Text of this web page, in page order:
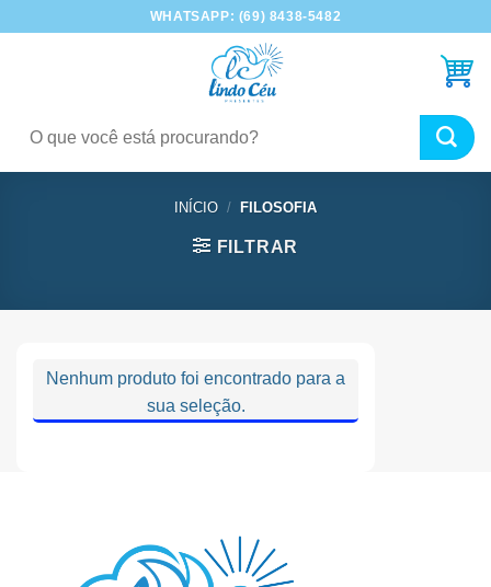
WHATSAPP: (69) 8438-5482
Pesquisar
INÍCIO / FILOSOFIA
FILTRAR
Nenhum produto foi encontrado para a
sua seleção.